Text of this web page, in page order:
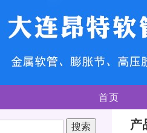
首页
产